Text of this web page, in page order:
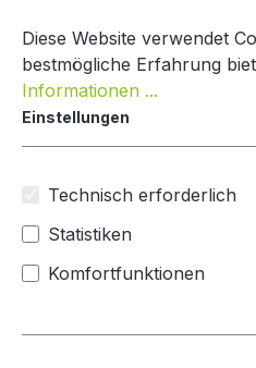
Paketbox One
Mypaketkasten
Bildergalerie überspringen
Diese Website verwendet
bestmögliche Erfahrung
Informationen ...
Einstellungen
Technisch erforderlich
Statistiken
Komfortfunktionen